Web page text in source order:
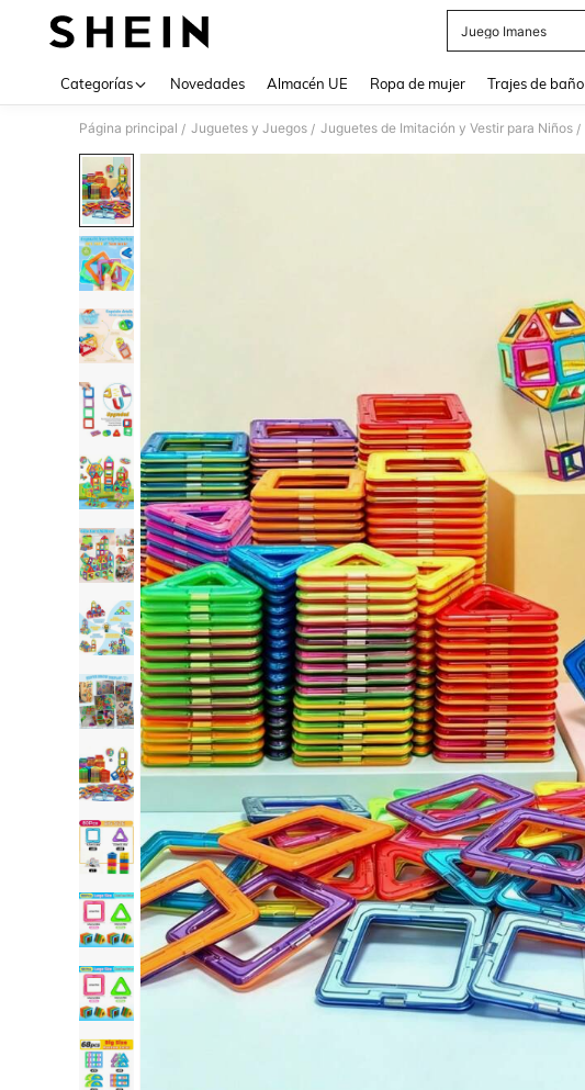
Juego Imanes
Categorías Novedades Almacén UE Ropa de mujer Trajes de baño
Página principal / Juguetes y Juegos / Juguetes de Imitación y Vestir para Niños /